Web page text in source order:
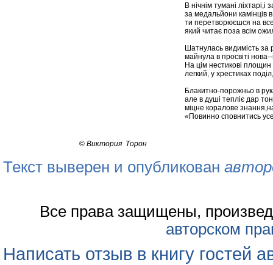
В нічнім тумані
за медальйони камінців
ти перетворюєшся на
який читає поза всім
Шатнулась видимість за
майнула в просвіті
На цім нестикові
легкий, у хрестиках
Блакитно-порожньо в
але в душі тепліє дар
міцне коралове
«Повинно сповнитись
© Виктория Торон
Текст выверен и опубликован
Все права защищены,
авторском
Написать отзыв в книгу гостей